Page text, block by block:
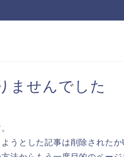
ませんでした
うとした記事は削除された